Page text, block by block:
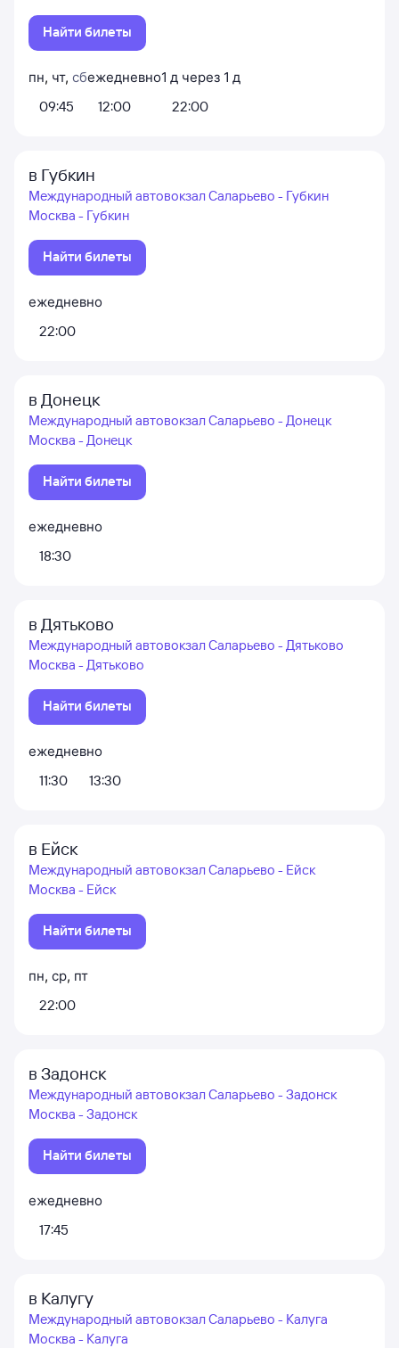
Найти билеты
пн, чт, сб
09:45
ежедневно
12:00
1 д через 1 д
22:00
в Губкин
Международный автовокзал Саларьево - Губкин
Москва - Губкин
Найти билеты
ежедневно
22:00
в Донецк
Международный автовокзал Саларьево - Донецк
Москва - Донецк
Найти билеты
ежедневно
18:30
в Дятьково
Международный автовокзал Саларьево - Дятьково
Москва - Дятьково
Найти билеты
ежедневно
11:30
13:30
в Ейск
Международный автовокзал Саларьево - Ейск
Москва - Ейск
Найти билеты
пн, ср, пт
22:00
в Задонск
Международный автовокзал Саларьево - Задонск
Москва - Задонск
Найти билеты
ежедневно
17:45
в Калугу
Международный автовокзал Саларьево - Калуга
Москва - Калуга